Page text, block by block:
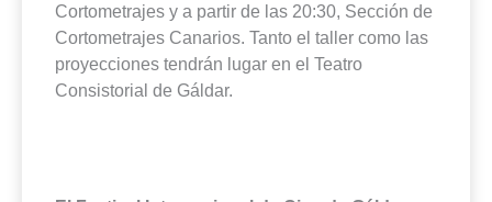
Cortometrajes y a partir de las 20:30, Sección de
Cortometrajes Canarios. Tanto el taller como las
proyecciones tendrán lugar en el Teatro
Consistorial de Gáldar.